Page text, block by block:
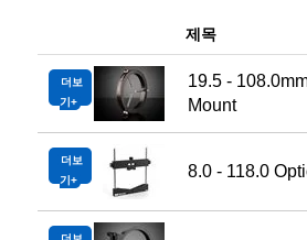
제목
더보
기
19.5 -
Mount
더보
기
8.0 - 118.0